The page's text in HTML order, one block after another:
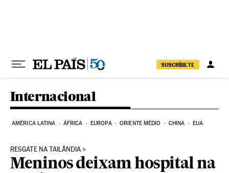
SUSCRÍBETE
Internacional
AMÉRICA LATINA ÁFRICA EUROPA ORIENTE MÉDIO CHINA EUA
RESGATE NA TAILÂNDIA
Meninos deixam hospital na